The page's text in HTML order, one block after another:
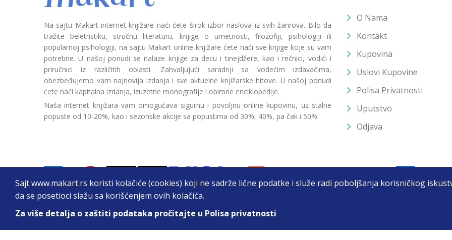
Sajt www.makart.rs koristi kolačiće (cookies) koji ne sadrže lične podatke i služe radi poboljšanja korisničkog
da se posetioci slažu sa korišćenjem ovih kolačića.
Za više detalja o zaštiti podataka pročitajte u Polisa privatnosti
Na sajtu Makart internet knjižare naći ćete širok izbor naslova iz svih žanrova. Bilo da
tražite beletristiku, stručnu literaturu, knjige o umetnosti, filozofiji, psihologiji ili
popularnoj psihologiji, na sajtu Makart online knjižare ćete naći sve knjige koje su vam
potrebne. U našoj ponudi se nalaze knjige za decu i tinejdžere, kao i rečnici, vodiči i
priručnici iz različitih oblasti. Zahvaljujući saradnji sa vodećim izdavačima,
obezbeđujemo vam najnovija izdanja i sve aktuelne knjižarske hitove. U našoj ponudi
ćete naći kapitalna izdanja, izuzetne monografije i obimne enciklopedije.
Naša internet knjižara vam omogućava sigurnu i povoljnu online kupovinu, uz stalne
popuste od 10-20%, kao i sezonske akcije sa popustima od 30%, 40%, pa čak i 50%.
O Nama
Kontakt
Kupovina
Uslovi Kupovine
Polisa Privatnosti
Uputstvo
Odjava